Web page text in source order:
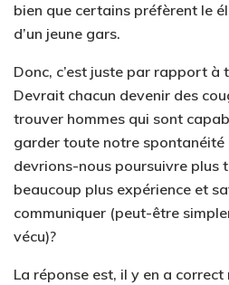
bien que certains préfèrent le
d’un jeune gars.
Donc, c’est juste par rapport à
Devrait chacun devenir des
trouver hommes qui sont
garder toute notre spontanéité
devrions-nous poursuivre plus
beaucoup plus expérience et
communiquer (peut-être
vécu)?
La réponse est, il y en a correct